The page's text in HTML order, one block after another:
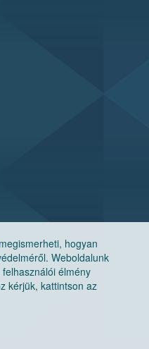
megismerheti, hogyan
Weboldalunk
élmény
kérjük, kattintson az